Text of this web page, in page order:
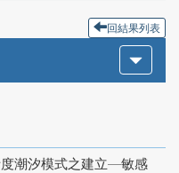
回結果列表
潮汐模式之建立—敏感